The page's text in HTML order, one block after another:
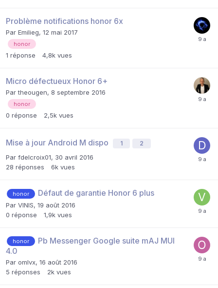
Problème notifications honor 6x
Par Emilieg, 12 mai 2017
honor
1 réponse 4,8k vues
Micro défectueux Honor 6+
Partheougen, 8 septembre 2016
honor
0 réponse 2,5k vues
Mise à jour Android M dispo 1 2
Par fdelcroix01, 30 avril 2016
28 réponses 6k vues
honor Défaut de garantie Honor 6 plus
Par VINIS, 19 août 2016
0 réponse 1,9k vues
honor
Pb Messenger Google suite mAJ MUI
4.0
Par omlvx, 16 août 2016
5 réponses 2k vues